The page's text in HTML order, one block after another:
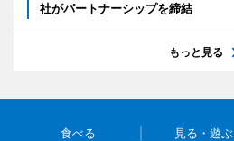
社がパートナーシップを締結
もっと見る
食べる 見る・遊ぶ